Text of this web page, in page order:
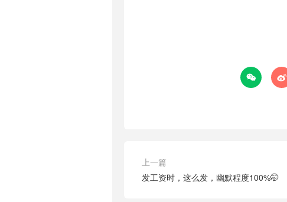
 
上一篇
发工资时，这么发，幽默程度100%🤭